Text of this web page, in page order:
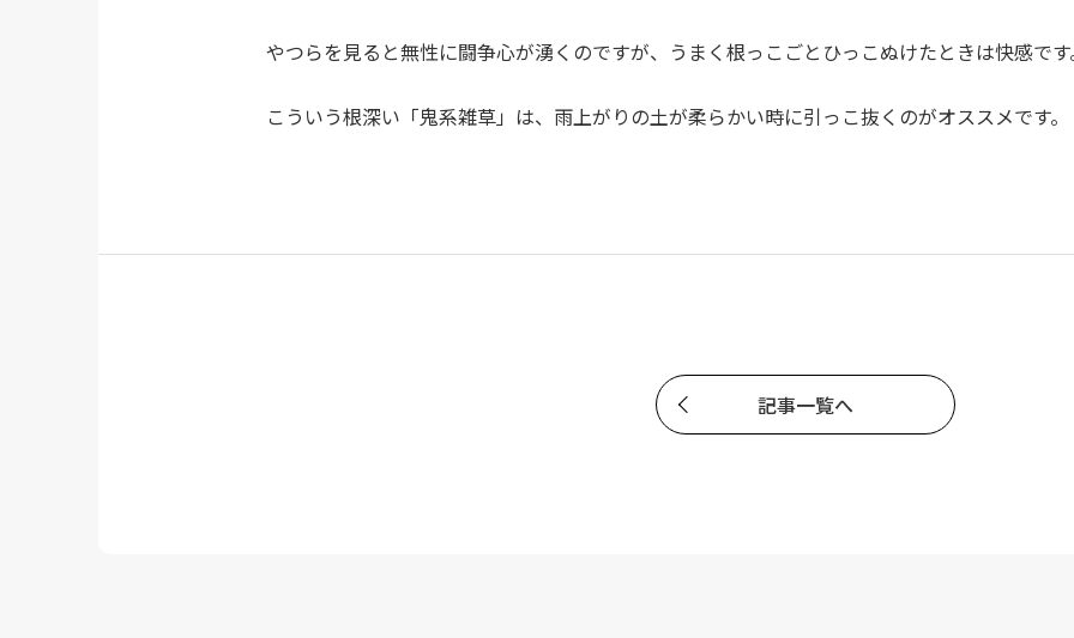
やつらを見ると無性に闘争心が湧くのですが、うまく根っこごとひっこぬけたときは快感で
こういう根深い「鬼系雑草」は、雨上がりの土が柔らかい時に引っこ抜くのがオススメです。
記事一覧へ